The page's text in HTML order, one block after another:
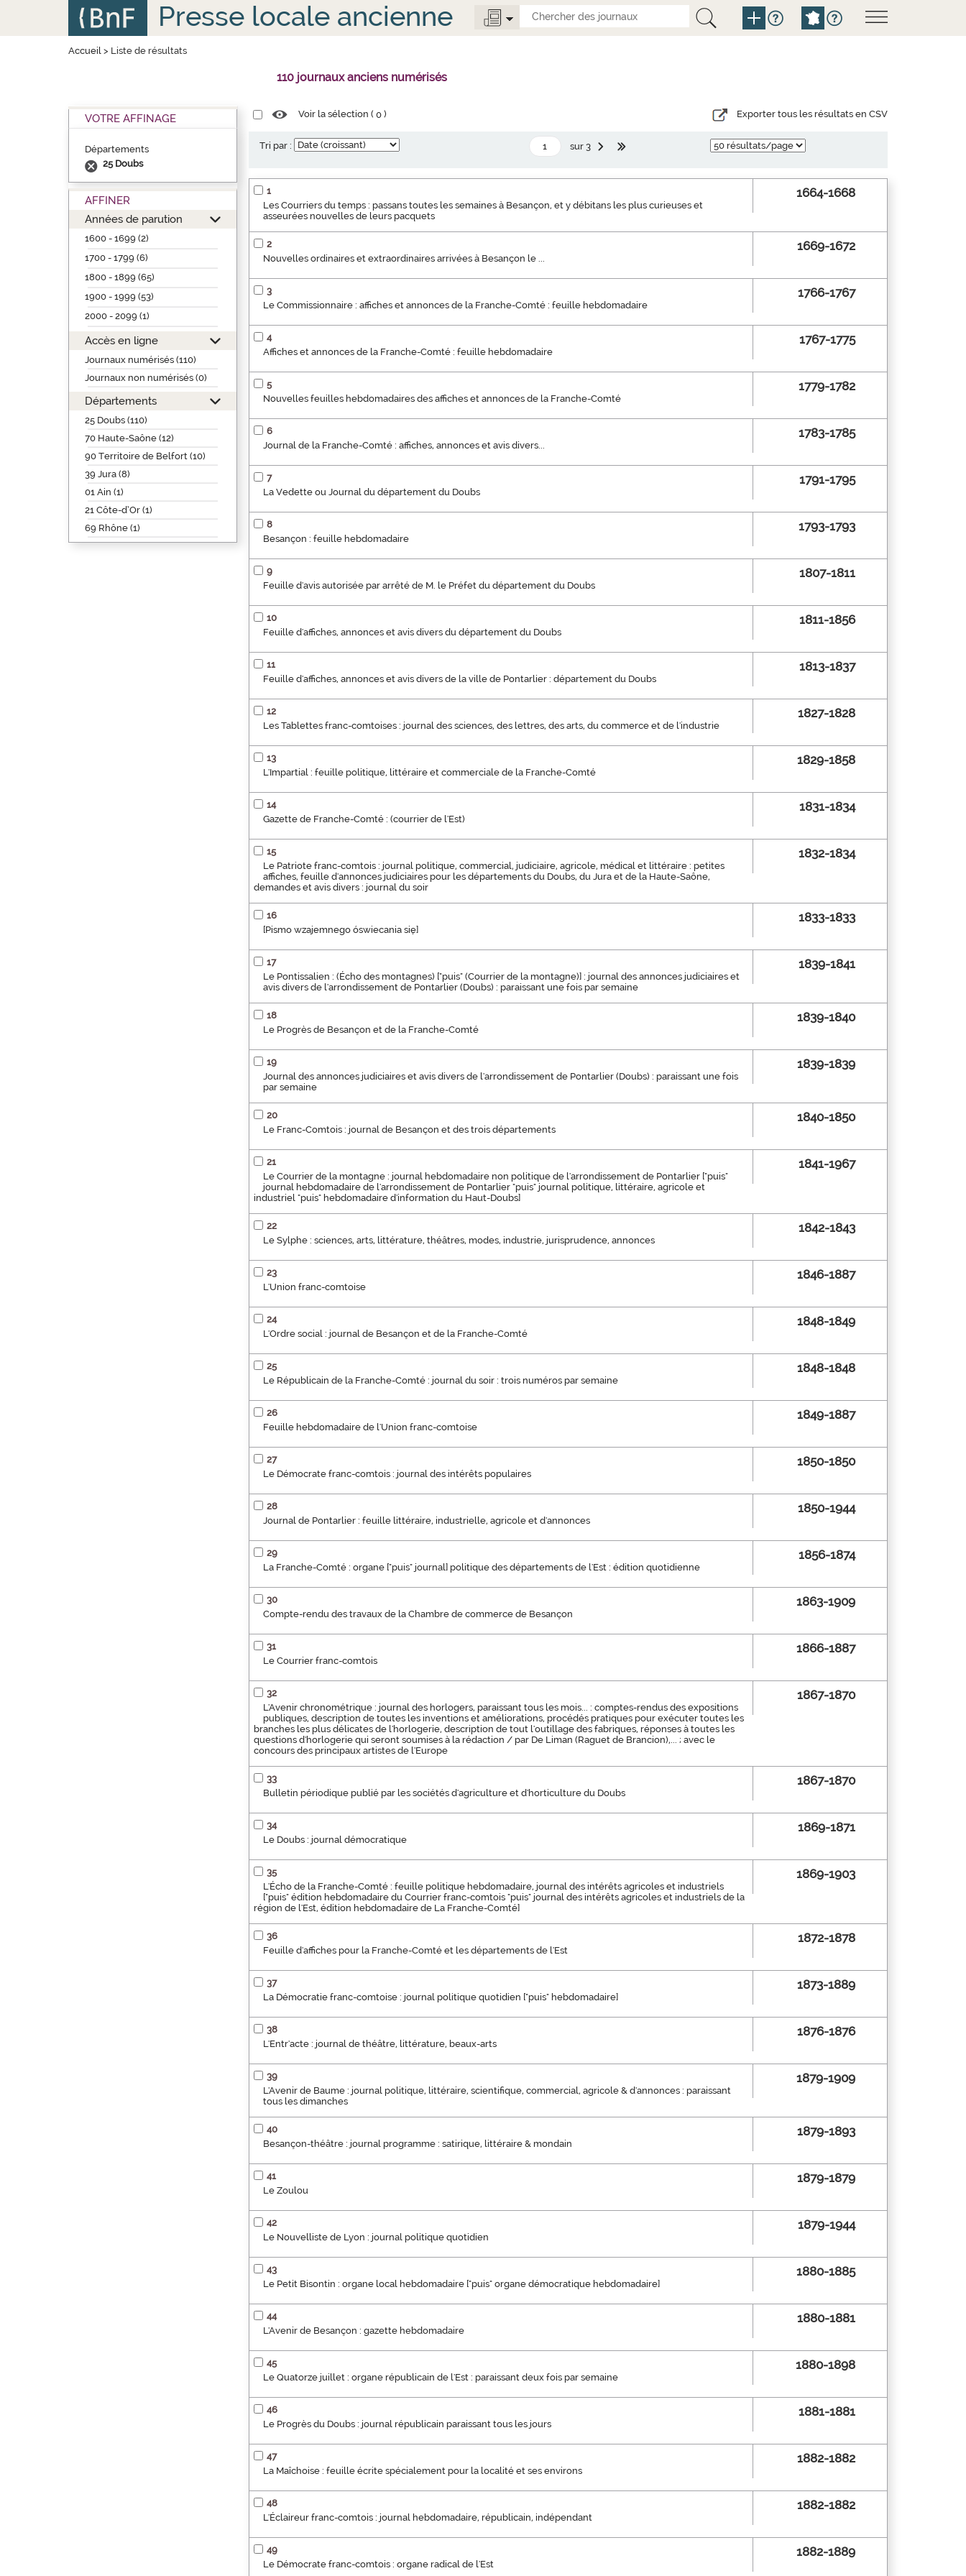
Presse locale ancienne
Accueil> Liste de résultats
110 journaux anciens numérisés
VOTRE AFFINAGE
Départements
25 Doubs
AFFINER
Années de parution
1600 - 1699 (2)
1700 - 1799 (6)
1800 - 1899 (65)
1900 - 1999 (53)
2000 - 2099 (1)
Accès en ligne
Journaux numérisés (110)
Journaux non numérisés (0)
Départements
25 Doubs (110)
70 Haute-Saône (12)
90 Territoire de Belfort (10)
39 Jura (8)
01 Ain (1)
21 Côte-d’Or (1)
69 Rhône (1)
Voir la sélection (0 ) Exporter tous les résultats en CSV
Tri par : sur 3
1
Les Courriers du temps : passans toutes les semaines à Besançon, et y débitans les plus curieuses et
asseurées nouvelles de leurs pacquets
1664-1668
2
Nouvelles ordinaires et extraordinaires arrivées à Besançon le ...
1669-1672
3
Le Commissionnaire : affiches et annonces de la Franche-Comté : feuille hebdomadaire
1766-1767
4
Affiches et annonces de la Franche-Comté : feuille hebdomadaire
1767-1775
5
Nouvelles feuilles hebdomadaires des affiches et annonces de la Franche-Comté
1779-1782
6
Journal de la Franche-Comté : affiches, annonces et avis divers...
1783-1785
7
La Vedette ou Journal du département du Doubs
1791-1795
8
Besançon : feuille hebdomadaire
1793-1793
9
Feuille d'avis autorisée par arrêté de M. le Préfet du département du Doubs
1807-1811
10
Feuille d'affiches, annonces et avis divers du département du Doubs
1811-1856
11
Feuille d'affiches, annonces et avis divers de la ville de Pontarlier : département du Doubs
1813-1837
12
Les Tablettes franc-comtoises : journal des sciences, des lettres, des arts, du commerce et de l'industrie
1827-1828
13
L'Impartial : feuille politique, littéraire et commerciale de la Franche-Comté
1829-1858
14
Gazette de Franche-Comté : (courrier de l'Est)
1831-1834
15
Le Patriote franc-comtois : journal politique, commercial, judiciaire, agricole, médical et littéraire : petites
affiches, feuille d'annonces judiciaires pour les départements du Doubs, du Jura et de la Haute-Saône,
demandes et avis divers : journal du soir
1832-1834
16
[Pismo wzajemnego óswiecania się]
1833-1833
17
Le Pontissalien : (Écho des montagnes) ["puis" (Courrier de la montagne)] : journal des annonces judiciaires et
avis divers de l'arrondissement de Pontarlier (Doubs) : paraissant une fois par semaine
1839-1841
18
Le Progrès de Besançon et de la Franche-Comté
1839-1840
19
Journal des annonces judiciaires et avis divers de l'arrondissement de Pontarlier (Doubs) : paraissant une fois
par semaine
1839-1839
20
Le Franc-Comtois : journal de Besançon et des trois départements
1840-1850
21
Le Courrier de la montagne : journal hebdomadaire non politique de l'arrondissement de Pontarlier ["puis"
journal hebdomadaire de l'arrondissement de Pontarlier "puis" journal politique, littéraire, agricole et
industriel "puis" hebdomadaire d'information du Haut-Doubs]
1841-1967
22
Le Sylphe : sciences, arts, littérature, théâtres, modes, industrie, jurisprudence, annonces
1842-1843
23
L'Union franc-comtoise
1846-1887
24
L'Ordre social : journal de Besançon et de la Franche-Comté
1848-1849
25
Le Républicain de la Franche-Comté : journal du soir : trois numéros par semaine
1848-1848
26
Feuille hebdomadaire de l'Union franc-comtoise
1849-1887
27
Le Démocrate franc-comtois : journal des intérêts populaires
1850-1850
28
Journal de Pontarlier : feuille littéraire, industrielle, agricole et d'annonces
1850-1944
29
La Franche-Comté : organe ["puis" journal] politique des départements de l'Est : édition quotidienne
1856-1874
30
Compte-rendu des travaux de la Chambre de commerce de Besançon
1863-1909
31
Le Courrier franc-comtois
1866-1887
32
L'Avenir chronométrique : journal des horlogers, paraissant tous les mois... : comptes-rendus des expositions
publiques, description de toutes les inventions et améliorations, procédés pratiques pour exécuter toutes les
branches les plus délicates de l'horlogerie, description de tout l'outillage des fabriques, réponses à toutes les
questions d'horlogerie qui seront soumises à la rédaction / par De Liman (Raguet de Brancion),... ; avec le
concours des principaux artistes de l'Europe
1867-1870
33
Bulletin périodique publié par les sociétés d'agriculture et d'horticulture du Doubs
1867-1870
34
Le Doubs : journal démocratique
1869-1871
35
L'Écho de la Franche-Comté : feuille politique hebdomadaire, journal des intérêts agricoles et industriels
["puis" édition hebdomadaire du Courrier franc-comtois "puis" journal des intérêts agricoles et industriels de la
région de l'Est, édition hebdomadaire de La Franche-Comté]
1869-1903
36
Feuille d'affiches pour la Franche-Comté et les départements de l'Est
1872-1878
37
La Démocratie franc-comtoise : journal politique quotidien ["puis" hebdomadaire]
1873-1889
38
L'Entr'acte : journal de théâtre, littérature, beaux-arts
1876-1876
39
L'Avenir de Baume : journal politique, littéraire, scientifique, commercial, agricole & d'annonces : paraissant
tous les dimanches
1879-1909
40
Besançon-théâtre : journal programme : satirique, littéraire & mondain
1879-1893
41
Le Zoulou
1879-1879
42
Le Nouvelliste de Lyon : journal politique quotidien
1879-1944
43
Le Petit Bisontin : organe local hebdomadaire ["puis" organe démocratique hebdomadaire]
1880-1885
44
L'Avenir de Besançon : gazette hebdomadaire
1880-1881
45
Le Quatorze juillet : organe républicain de l'Est : paraissant deux fois par semaine
1880-1898
46
Le Progrès du Doubs : journal républicain paraissant tous les jours
1881-1881
47
La Maîchoise : feuille écrite spécialement pour la localité et ses environs
1882-1882
48
L'Éclaireur franc-comtois : journal hebdomadaire, républicain, indépendant
1882-1882
49
Le Démocrate franc-comtois : organe radical de l'Est
1882-1889
Panneau de gestion des cookies